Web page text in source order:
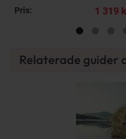
Pris:
1 319
Relaterade guider